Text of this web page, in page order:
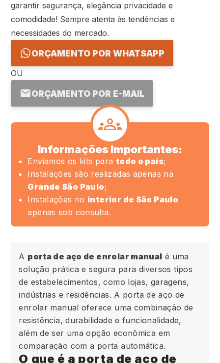
garantir segurança, elegância privacidade e
comodidade! Sempre atenta às tendências e
necessidades do mercado.
ORÇAMENTO POR WHATSAPP
OU
ORÇAMENTO POR E-MAIL
Informações Importantes:
Enviamos os kits para todo o país;
Instalações são realizadas apenas na
Grande São Paulo;
Instalações no interior de São Paulo
apenas sob consulta.
A porta de aço de enrolar manual é uma
solução prática e segura para diversos tipos
de estabelecimentos, como lojas, garagens,
indústrias e residências. A porta de aço de
enrolar manual oferece uma combinação de
resistência, durabilidade e funcionalidade,
além de ser uma opção econômica em
comparação com a porta automática.
O que é a porta de aço de